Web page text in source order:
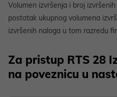
Volumen izvršenja i broj
postotak ukupnog volumena
izvršenih naloga u tom razredu
Za pristup RTS 28
na poveznicu u